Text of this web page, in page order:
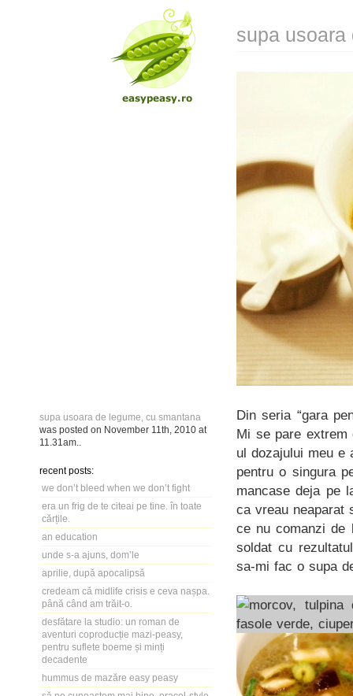
supa usoara de legume, cu smantana
was posted on November 11th, 2010 at
11.31am
recent posts:
we don’t bleed when we don’t fight
era un frig de te citeai pe tine. în toate
cărțile.
an education
unde s-a ajuns, dom’le
aprilie, după apocalipsă
credeam că midlife crisis e ceva nașpa.
până când am trăit-o.
desfătare la studio: un roman de
aventuri coproducție mazi-peasy,
pentru suflete boeme și minți
decadente
hummus de mazăre easy peasy
supa usoara
Din seria “gara
Mi se pare extrem
ul dozajului meu e
pentru o singura
mancase deja pe
ca vreau neaparat
ce nu comanzi de
soldat cu
sa-mi fac o supa